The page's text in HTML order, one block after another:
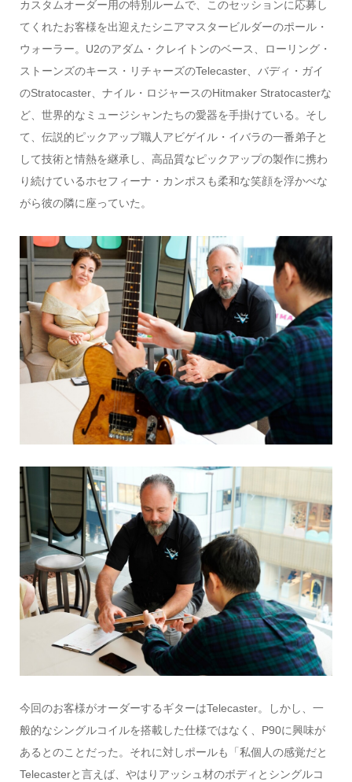
カスタムオーダー用の特別ルームで、このセッションに応募し
てくれたお客様を出迎えたシニアマスタービルダーのポール・
ウォーラー。U2のアダム・クレイトンのベース、ローリング・
ストーンズのキース・リチャーズのTelecaster、バディ・ガイ
のStratocaster、ナイル・ロジャースのHitmaker Stratocasterな
ど、世界的なミュージシャンたちの愛器を手掛けている。そし
て、伝説的ピックアップ職人アビゲイル・イバラの一番弟子と
して技術と情熱を継承し、高品質なピックアップの製作に携わ
り続けているホセフィーナ・カンポスも柔和な笑顔を浮かべな
がら彼の隣に座っていた。
今回のお客様がオーダーするギターはTelecaster。しかし、一
般的なシングルコイルを搭載した仕様ではなく、P90に興味が
あるとのことだった。それに対しポールも「私個人の感覚だと
Telecasterと言えば、やはりアッシュ材のボディとシングルコ